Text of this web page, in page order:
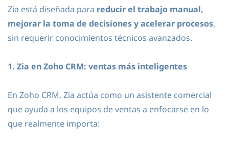
Zia está diseñada para reducir el trabajo manual,
mejorar la toma de decisiones y acelerar procesos,
sin requerir conocimientos técnicos avanzados.
1. Zia en Zoho CRM: ventas más inteligentes
En Zoho CRM, Zia actúa como un asistente comercial
que ayuda a los equipos de ventas a enfocarse en lo
que realmente importa: